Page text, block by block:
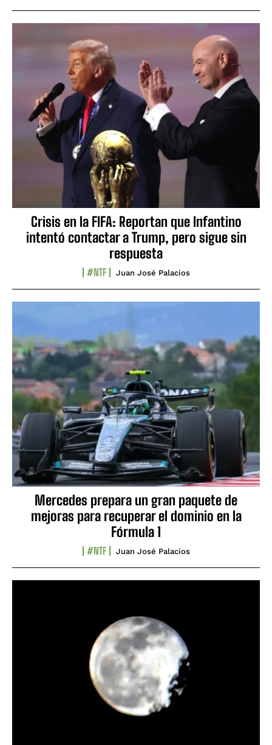
Crisis en la FIFA: Reportan que Infantino
intentó contactar a Trump, pero sigue sin
respuesta
#NTF Juan José Palacios
Mercedes prepara un gran paquete de
mejoras para recuperar el dominio en la
Fórmula 1
#NTF Juan José Palacios